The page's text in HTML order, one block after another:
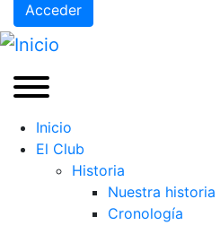
Acceder
Inicio
El Club
Historia
Nuestra historia
Cronología